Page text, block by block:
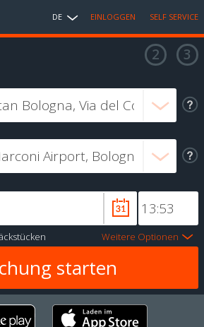
DE EINLOGGEN SELF SERVICE
Weitere Optionen